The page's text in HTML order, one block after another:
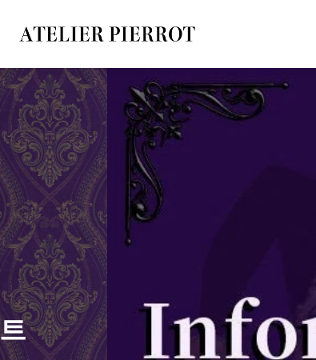
ATELIER-
ア
ト
リ
エ
ピ
エ
ロ